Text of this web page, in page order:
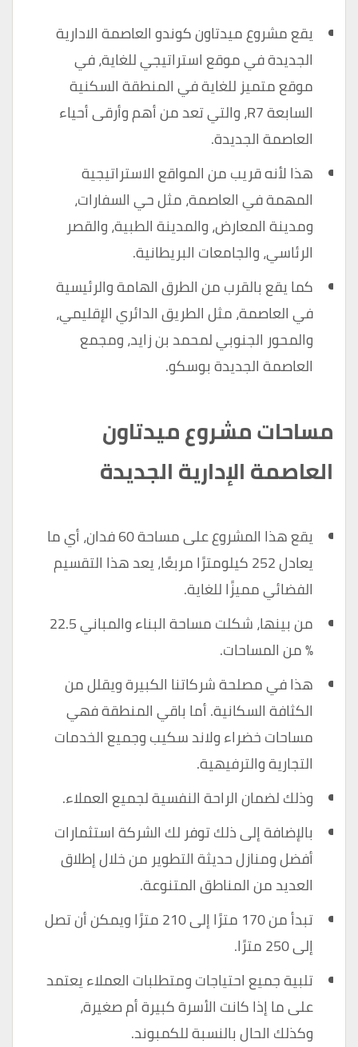
يقع مشروع ميدتاون كوندو العاصمة الادارية
الجديدة في موقع استراتيجي للغاية، في
موقع متميز للغاية في المنطقة السكنية
السابعة R7، والتي تعد من أهم وأرقى أحياء
العاصمة الجديدة.
هذا لأنه قريب من المواقع الاستراتيجية
المهمة في العاصمة، مثل حي السفارات،
ومدينة المعارض، والمدينة الطبية، والقصر
الرئاسي، والجامعات البريطانية.
كما يقع بالقرب من الطرق الهامة والرئيسية
في العاصمة، مثل الطريق الدائري الإقليمي،
والمحور الجنوبي لمحمد بن زايد، ومجمع
العاصمة الجديدة بوسكو.
مساحات مشروع ميدتاون
العاصمة الإدارية الجديدة
يقع هذا المشروع على مساحة 60 فدان، أي ما
يعادل 252 كيلومترًا مربعًا، يعد هذا التقسيم
الفضائي مميزًا للغاية.
من بينها، شكلت مساحة البناء والمباني 22.5
٪ من المساحات.
هذا في مصلحة شركاتنا الكبيرة ويقلل من
الكثافة السكانية. أما باقي المنطقة فهي
مساحات خضراء ولاند سكيب وجميع الخدمات
التجارية والترفيهية.
وذلك لضمان الراحة النفسية لجميع العملاء.
بالإضافة إلى ذلك توفر لك الشركة استثمارات
أفضل ومنازل حديثة التطوير من خلال إطلاق
العديد من المناطق المتنوعة.
تبدأ من 170 مترًا إلى 210 مترًا ويمكن أن تصل
إلى 250 مترًا.
تلبية جميع احتياجات ومتطلبات العملاء يعتمد
على ما إذا كانت الأسرة كبيرة أم صغيرة،
وكذلك الحال بالنسبة للكمبوند.